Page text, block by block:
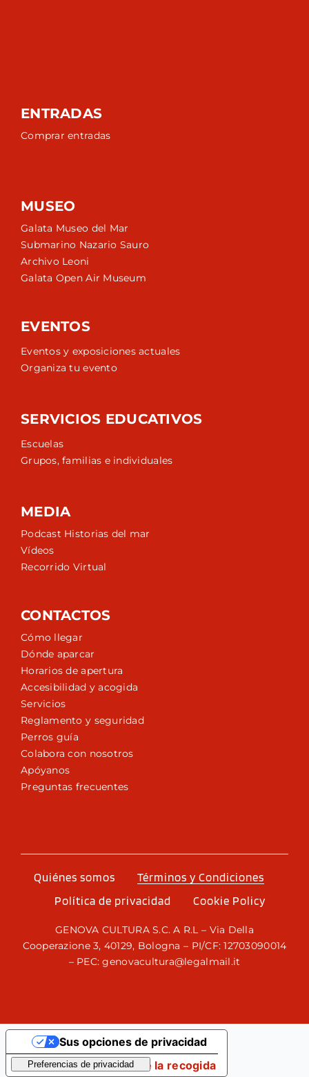
ENTRADAS
Comprar entradas
MUSEO
Galata Museo del Mar
Submarino Nazario Sauro
Archivo Leoni
Galata Open Air Museum
EVENTOS
Eventos y exposiciones actuales
Organiza tu evento
SERVICIOS EDUCATIVOS
Escuelas
Grupos, familias e individuales
MEDIA
Podcast Historias del mar
Vídeos
Recorrido Virtual
CONTACTOS
Cómo llegar
Dónde aparcar
Horarios de apertura
Accesibilidad y acogida
Servicios
Reglamento y seguridad
Perros guía
Colabora con nosotros
Apóyanos
Preguntas frecuentes
Quiénes somos
Términos y Condiciones
Política de privacidad
Cookie Policy
GENOVA CULTURA S.C. A R.L – Via Della
Cooperazione 3, 40129, Bologna – PI/CF: 12703090014
– PEC: genovacultura@legalmail.it
Aviso en el momento de la recogida
Sus opciones de privacidad